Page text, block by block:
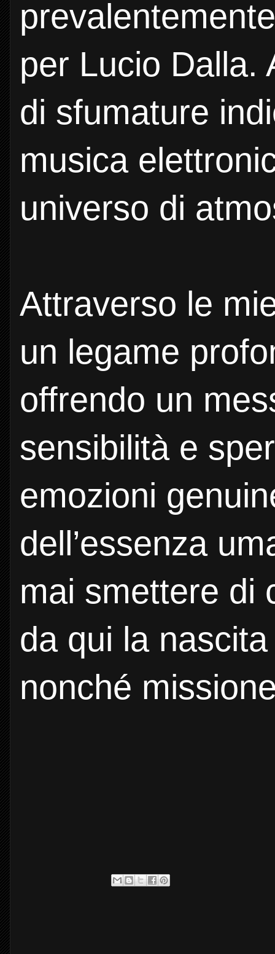
per Lucio Dalla.
di sfumature
musica
universo di
Attraverso le
un legame
offrendo un
sensibilità e
emozioni
dell’essenza
mai smettere di
da qui la
nonché